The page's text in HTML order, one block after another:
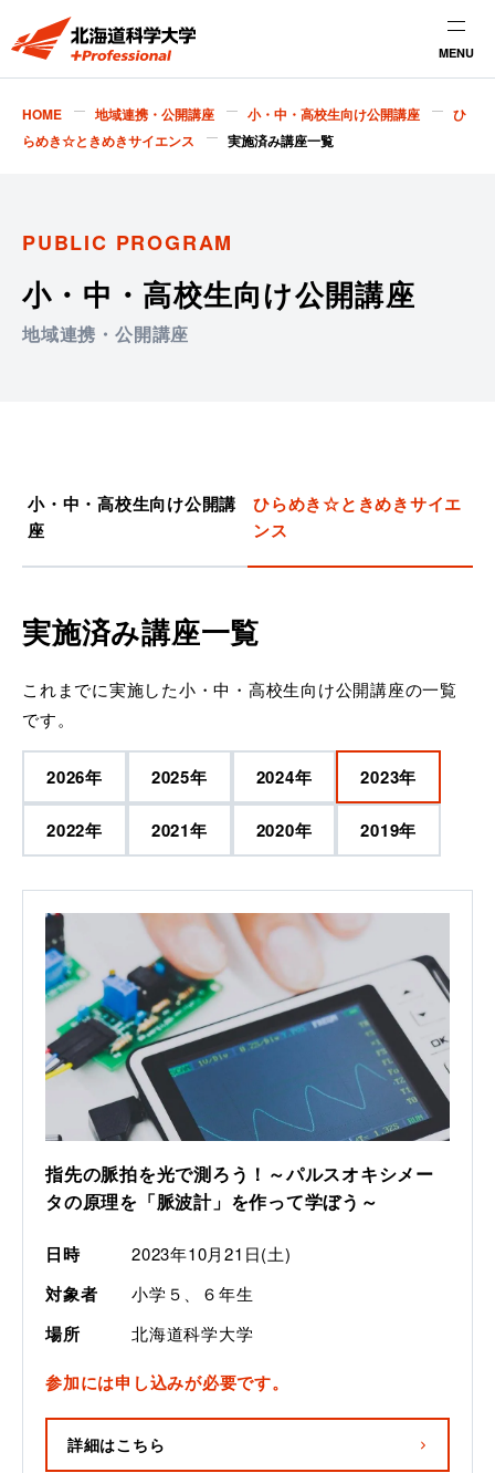
MENU
HOME 地域連携・公開講座 小・中・高校生向け公開講座
ひ
らめき☆ときめきサイエンス
実施済み講座一覧
PUBLIC PROGRAM
小・中・高校生向け公開講座
地域連携・公開講座
小・中・高校生向け公開講
座
ひらめき☆ときめきサイエ
ンス
実施済み講座一覧
これまでに実施した小・中・高校生向け公開講座の一覧
です。
2026年 2025年 2024年 2023年
2022年 2021年 2020年 2019年
指先の脈拍を光で測ろう！～パルスオキシメー
タの原理を「脈波計」を作って学ぼう～
日時 2023年10月21日(土)
対象者 小学５、６年生
場所 北海道科学大学
参加には申し込みが必要です。
詳細はこちら